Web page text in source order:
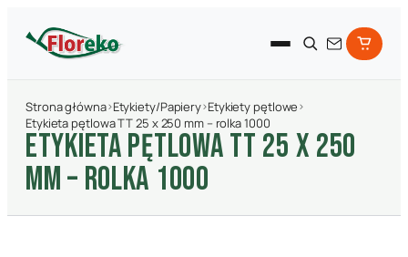
Strona główna›Etykiety/Papiery›Etykiety pętlowe›
Etykieta pętlowa TT 25 x 250 mm – rolka 1000
ETYKIETA PęTLOWA TT 25 X 250
MM – ROLKA 1000